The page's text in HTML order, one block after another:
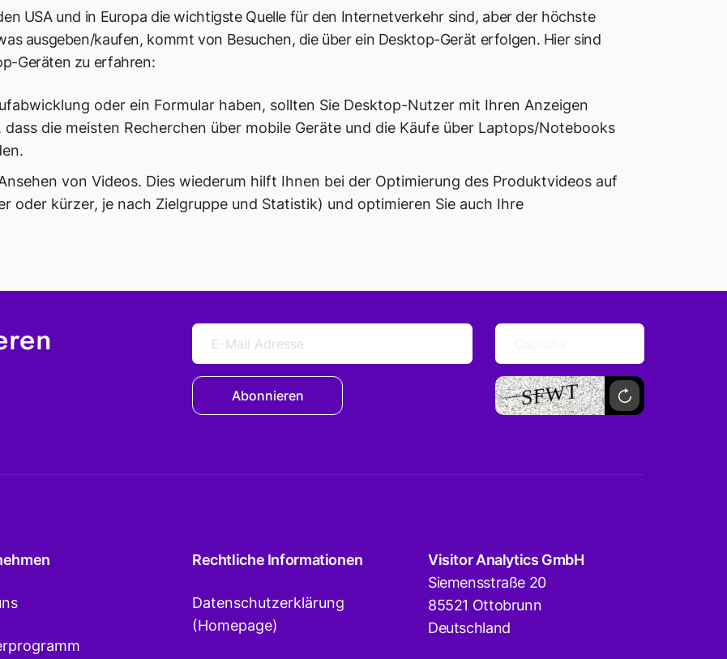
USA und in Europa die wichtigste Quelle für den Internetverkehr sind, aber der höchste
ausgeben/kaufen, kommt von Besuchen, die über ein Desktop-Gerät erfolgen. Hier sind
Geräten zu erfahren:
oder ein Formular haben, sollten Sie Desktop-Nutzer mit Ihren Anzeigen
die meisten Recherchen über mobile Geräte und die Käufe über Laptops/Notebooks
von Videos. Dies wiederum hilft Ihnen bei der Optimierung des Produktvideos auf
oder kürzer, je nach Zielgruppe und Statistik) und optimieren Sie auch Ihre
Abonnieren
Rechtliche Informationen
Datenschutzerklärung
(Homepage)
Visitor Analytics GmbH
Siemensstraße 20
85521 Ottobrunn
Deutschland